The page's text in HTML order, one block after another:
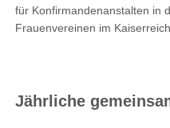
für Konfirmandenanstalten in
Frauenvereinen im
Jährliche